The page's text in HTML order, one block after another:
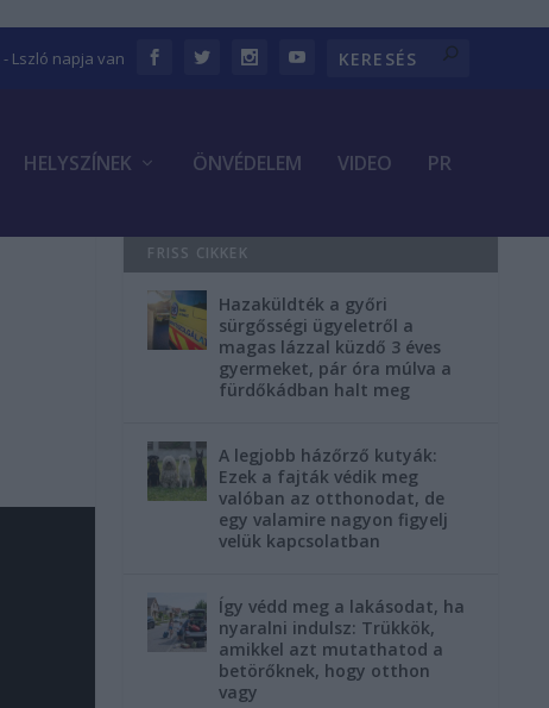
- Lszló napja van
HELYSZÍNEK ÖNVÉDELEM VIDEO PR
FRISS CIKKEK
Hazaküldték a győri
sürgősségi ügyeletről a
magas lázzal küzdő 3 éves
gyermeket, pár óra múlva a
fürdőkádban halt meg
A legjobb házőrző kutyák:
Ezek a fajták védik meg
valóban az otthonodat, de
egy valamire nagyon figyelj
velük kapcsolatban
Így védd meg a lakásodat, ha
nyaralni indulsz: Trükkök,
amikkel azt mutathatod a
betörőknek, hogy otthon
vagy